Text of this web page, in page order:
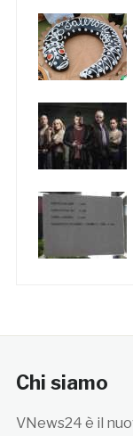
Chi siamo
VNews24 è il